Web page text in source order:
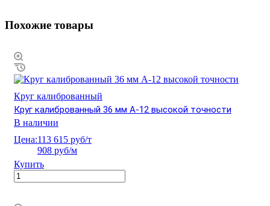
Похожие товары
Круг калиброванный
Круг калиброванный 36 мм А-12 высокой точности
В наличии
Цена:113 615 руб/т
908 руб/м
Купить